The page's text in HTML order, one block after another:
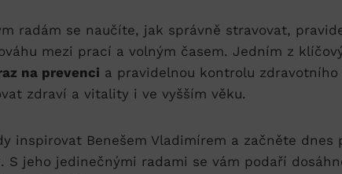
radám se naučíte, jak správně stravovat,
mezi prací a volným časem. Jedním z
na prevenci a pravidelnou kontrolu zdravotního
zdraví a vitality i ve vyšším věku.
inspirovat Benešem Vladimírem a začněte dnes
S jeho jedinečnými radami se vám podaří